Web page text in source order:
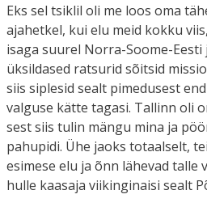
Eks sel tsiklil oli me loos oma
ajahetkel, kui elu meid kokku
isaga suurel Norra-Soome-
üksildased ratsurid sõitsid
siis siplesid sealt pimedusest
valguse kätte tagasi. Tallinn oli
sest siis tulin mängu mina ja
pahupidi. Ühe jaoks totaalselt,
esimese elu ja õnn lähevad talle
hulle kaasaja viikinginaisi sealt